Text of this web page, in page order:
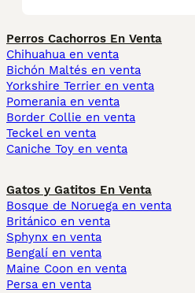
Perros Cachorros En Venta
Chihuahua en venta
Bichón Maltés en venta
Yorkshire Terrier en venta
Pomerania en venta
Border Collie en venta
Teckel en venta
Caniche Toy en venta
Gatos y Gatitos En Venta
Bosque de Noruega en venta
Británico en venta
Sphynx en venta
Bengalí en venta
Maine Coon en venta
Persa en venta